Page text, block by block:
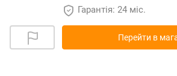
Гарантія: 24 міс.
Перейти в